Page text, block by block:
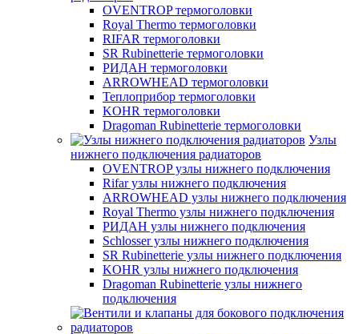
OVENTROP термоголовки
Royal Thermo термоголовки
RIFAR термоголовки
SR Rubinetterie термоголовки
РИДАН термоголовки
ARROWHEAD термоголовки
Теплоприбор термоголовки
KOHR термоголовки
Dragoman Rubinetterie термоголовки
Узлы
нижнего подключения радиаторов
OVENTROP узлы нижнего подключения
Rifar узлы нижнего подключения
ARROWHEAD узлы нижнего подключения
Royal Thermo узлы нижнего подключения
РИДАН узлы нижнего подключения
Schlosser узлы нижнего подключения
SR Rubinetterie узлы нижнего подключения
KOHR узлы нижнего подключения
Dragoman Rubinetterie узлы нижнего
подключения